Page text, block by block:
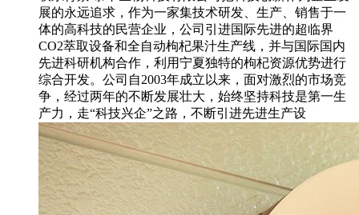
展的永远追求，作为一家集技术研发、生产、销售于一
体的高科技的民营企业，公司引进国际先进的超临界
CO2萃取设备和全自动枸杞果汁生产线，并与国际国内
先进科研机构合作，利用宁夏独特的枸杞资源优势进行
综合开发。公司自2003年成立以来，面对激烈的市场竞
争，经过两年的不断发展壮大，始终坚持科技是第一生
产力，走“科技兴企”之路，不断引进先进生产设